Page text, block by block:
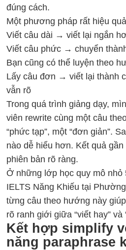
đúng cách.
Một phương pháp rất hiệu
Viết câu dài → viết lại ngắn
Viết câu phức → chuyển
Bạn cũng có thể luyện theo
Lấy câu đơn → viết lại thành
vẫn rõ
Trong quá trình giảng dạy,
viên rewrite cùng một câu
“phức tạp”, một “đơn giản”.
nào dễ hiểu hơn. Kết quả
phiên bản rõ ràng.
Ở những lớp học quy mô
IELTS Năng Khiếu tại
từng câu theo hướng này
rõ ranh giới giữa “viết hay” và
Kết hợp simplify
năng paraphrase